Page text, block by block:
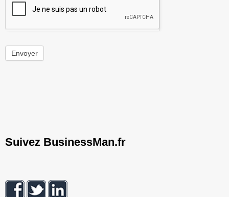
Envoyer
Suivez BusinessMan.fr